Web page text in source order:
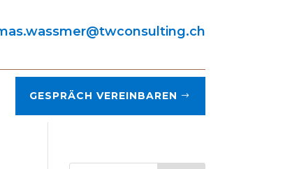
GESPRÄCH VEREINBAREN